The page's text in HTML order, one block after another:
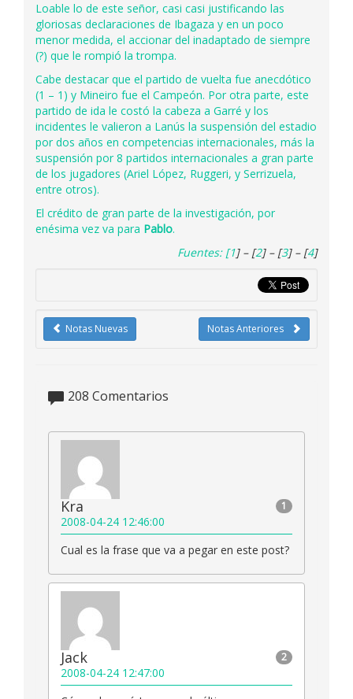
Loable lo de este señor, casi casi justificando las
gloriosas declaraciones de Ibagaza y en un poco
menor medida, el accionar del inadaptado de siempre
(?) que le rompió la trompa.
Cabe destacar que el partido de vuelta fue anecdótico
(1 – 1) y Mineiro fue el Campeón. Por otra parte, este
partido de ida le costó la cabeza a Garré y los
incidentes le valieron a Lanús la suspensión del estadio
por dos años en competencias internacionales, más la
suspensión por 8 partidos internacionales a gran parte
de los jugadores (Ariel López, Ruggeri, y Serrizuela,
entre otros).
El crédito de gran parte de la investigación, por
enésima vez va para Pablo.
Fuentes: [1] – [2] – [3] – [4]
Notas Anteriores
Notas Nuevas
208 Comentarios
1
Kra
2008-04-24 12:46:00
Cual es la frase que va a pegar en este post?
2
Jack
2008-04-24 12:47:00